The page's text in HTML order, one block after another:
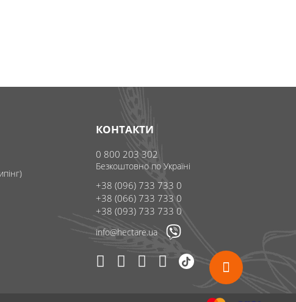
КОНТАКТИ
0 800 203 302
Безкоштовно по Україні
+38 (096) 733 733 0
+38 (066) 733 733 0
+38 (093) 733 733 0
info@hectare.ua